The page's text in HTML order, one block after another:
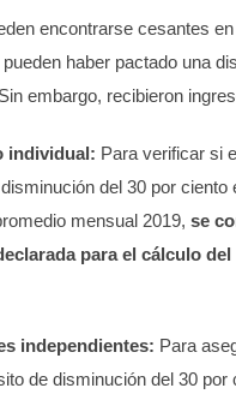
encontrarse cesantes
pueden haber pactado una
embargo, recibieron
individual: Para verificar si
del 30 por
mensual 2019, se
para el cálculo del
independientes: Para
de disminución del 30